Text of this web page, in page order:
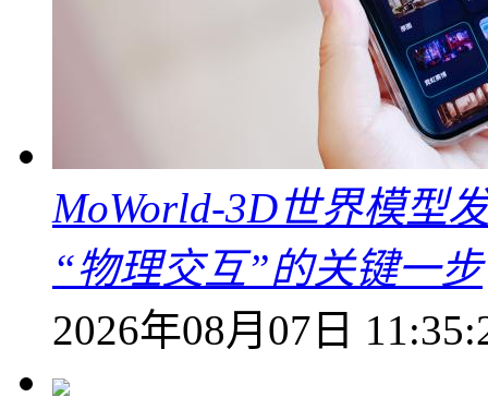
MoWorld-3D世界模型
“物理交互”的关键一步
2026年08月07日